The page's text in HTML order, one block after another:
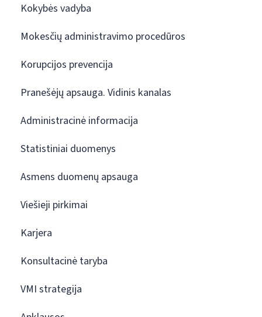
Kokybės vadyba
Mokesčių administravimo procedūros
Korupcijos prevencija
Pranešėjų apsauga. Vidinis kanalas
Administracinė informacija
Statistiniai duomenys
Asmens duomenų apsauga
Viešieji pirkimai
Karjera
Konsultacinė taryba
VMI strategija